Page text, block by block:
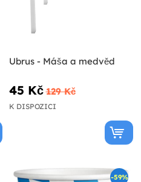
Ubrus - Máša a medvěd
45 Kč 129 Kč
K DISPOZICI
-59%